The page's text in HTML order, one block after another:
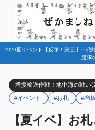
2026夏イベント【反撃！第三十一戦
艦隊
増援輸送作戦！地中海の戦い
#イベント
#お札 #増
【夏イベ】お
目次
1
1.2 対地艦一覧
2 第一海域:アレクサ